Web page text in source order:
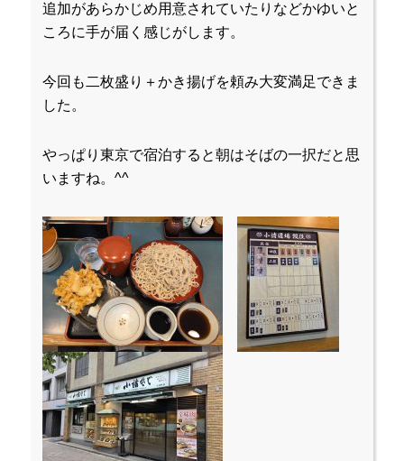
追加があらかじめ用意されていたりなどかゆいと
ころに手が届く感じがします。
今回も二枚盛り＋かき揚げを頼み大変満足できま
した。
やっぱり東京で宿泊すると朝はそばの一択だと思
いますね。^^